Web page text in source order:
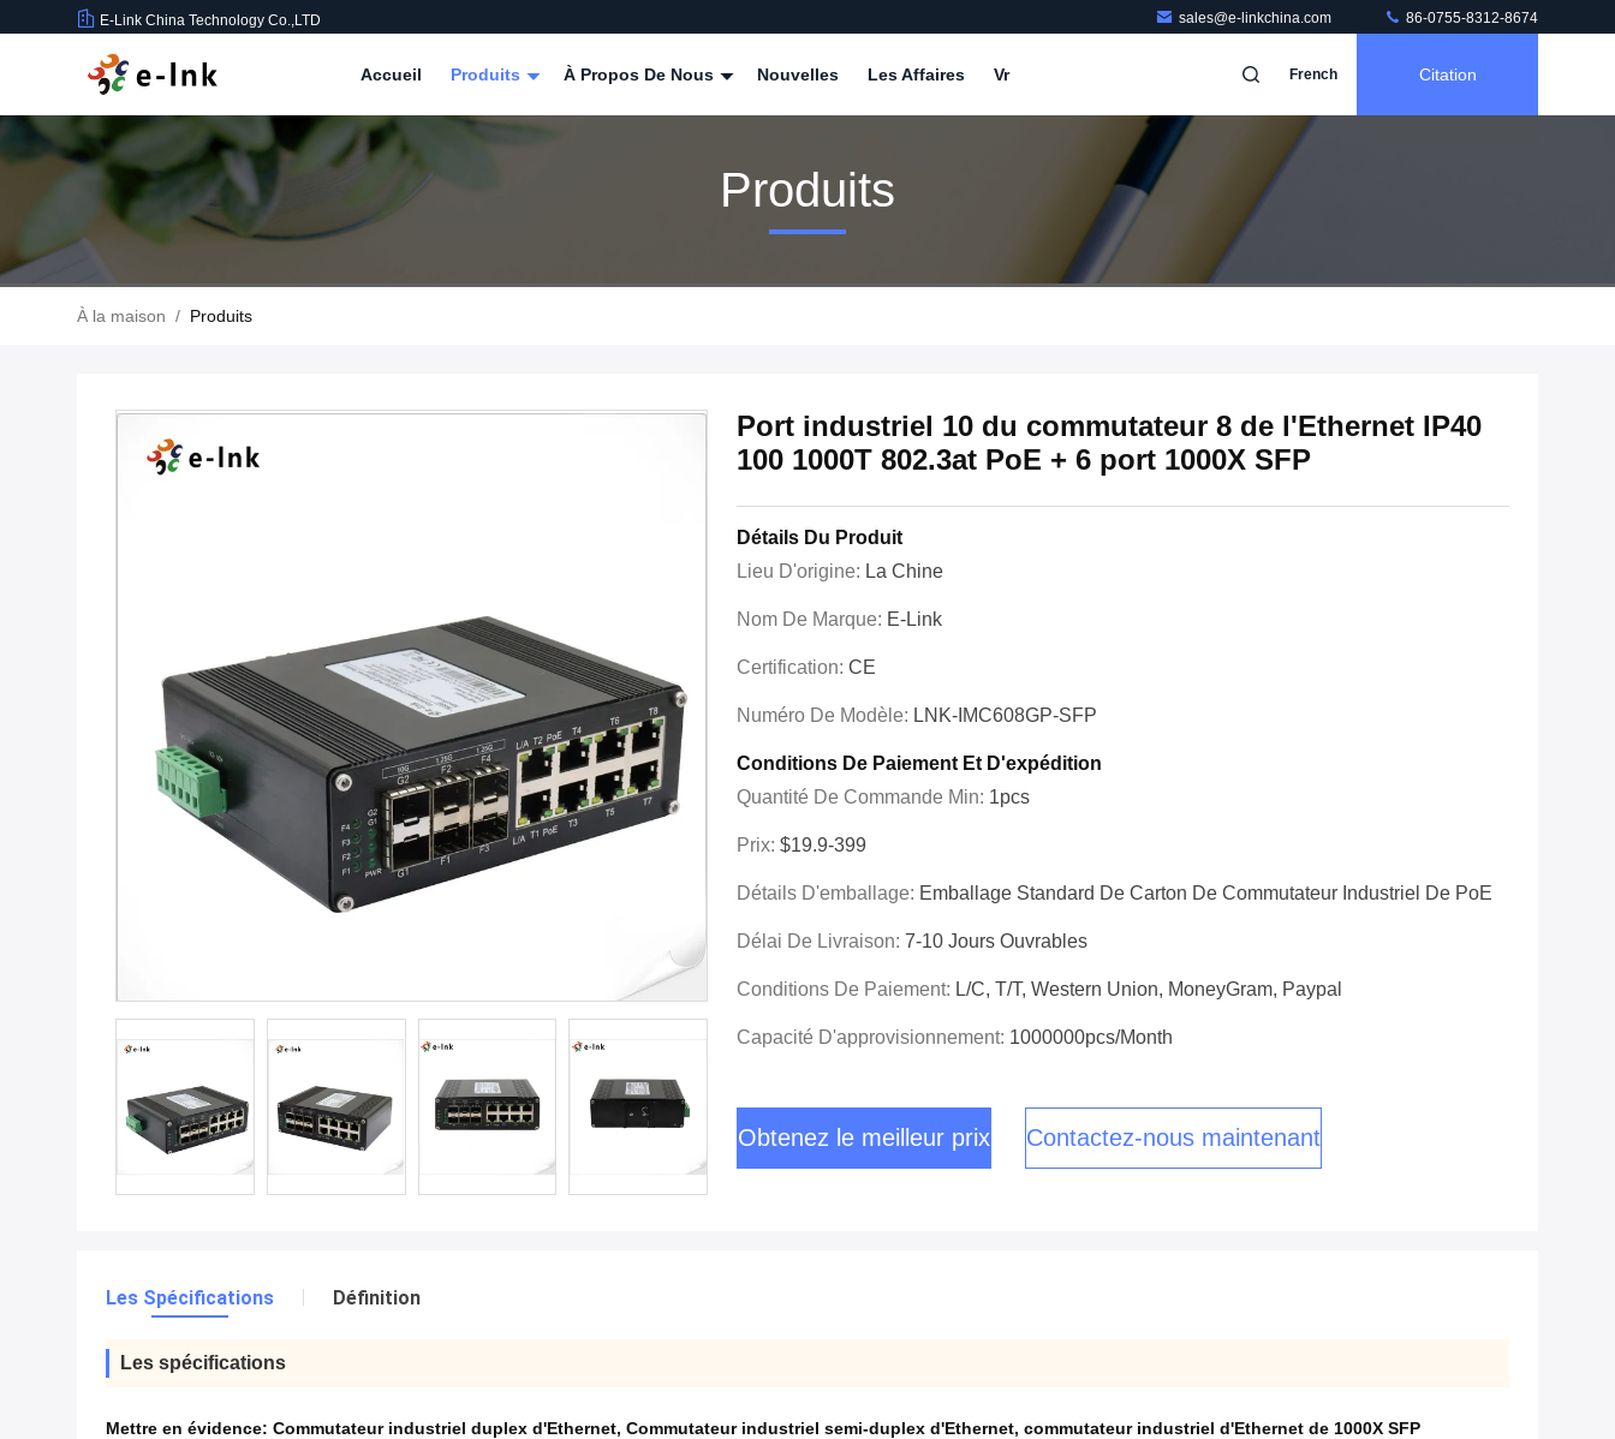
E-Link China Technology Co.,LTD sales@e-linkchina.com 86-0755-8312-8674
Accueil Produits À Propos De Nous Nouvelles Les Affaires Vr French Citation
Produits
À la maison / Produits
Port industriel 10 du commutateur 8 de l'Ethernet IP40
100 1000T 802.3at PoE + 6 port 1000X SFP
Détails Du Produit
Lieu D'origine: La Chine
Nom De Marque: E-Link
Certification: CE
Numéro De Modèle: LNK-IMC608GP-SFP
Conditions De Paiement Et D'expédition
Quantité De Commande Min: 1pcs
Prix: $19.9-399
Détails D'emballage: Emballage Standard De Carton De Commutateur Industriel De PoE
Délai De Livraison: 7-10 Jours Ouvrables
Conditions De Paiement: L/C, T/T, Western Union, MoneyGram, Paypal
Capacité D'approvisionnement: 1000000pcs/month
Obtenez le meilleur prix Contactez-nous maintenant
Les Spécifications Définition
Les spécifications
Mettre en évidence: Commutateur industriel duplex d'Ethernet, Commutateur industriel semi-duplex d'Ethernet, commutateur industriel d'Ethernet de 1000X SFP